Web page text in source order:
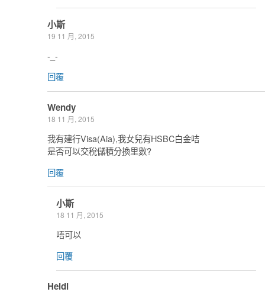
小斯
19 11 月, 2015
-_-
回覆
Wendy
18 11 月, 2015
我有建行Visa(Aia),我女兒有HSBC白金咭
是否可以交稅儲積分換里數?
回覆
小斯
18 11 月, 2015
唔可以
回覆
Heidi